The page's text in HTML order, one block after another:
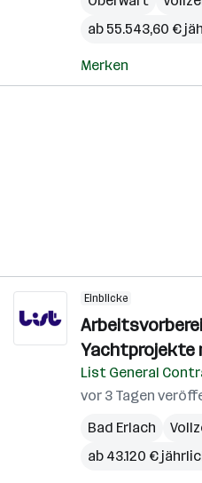
ab 55.543,60 €
Merken
Einblicke
Yachtprojekte
List General
vor 3 Tagen
Bad Erlach
ab 43.120 €